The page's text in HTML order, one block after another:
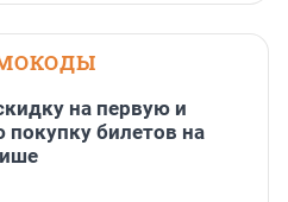
на первую и
покупку билетов на